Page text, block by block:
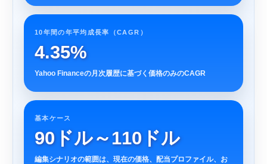
10年間の年平均成長率（CAGR）
4.35%
Yahoo Financeの月次履歴に基づく価格のみのCAGR
基本ケース
90ドル～110ドル
編集シナリオの範囲は、現在の価格、配当プロファイル、お